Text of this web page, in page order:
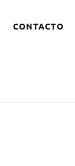
CONTACTO